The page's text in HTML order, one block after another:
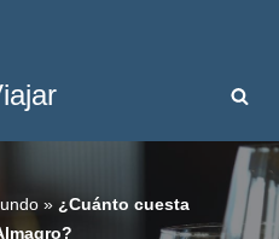
» ¿Cuánto cuesta